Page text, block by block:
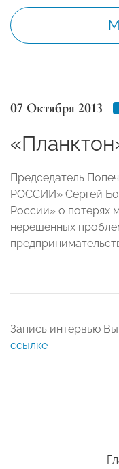
07 Октября 2013
Председатель
РОССИИ» Сергей
России» о потерях
нерешенных
Запись интервью
ссылке